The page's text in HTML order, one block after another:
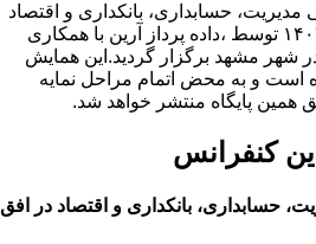
حسابداری، بانکداری و اقتصاد
تاریخ ۲۴ مرداد ۱۴۰۳ توسط ،داده پرداز آرین با همکاری
برگزار گردید.این همایش
محض اتمام مراحل نمایه
منتشر خواهد شد.
بانکداری و اقتصاد در افق